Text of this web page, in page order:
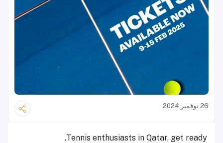
26 نوفمبر 2024
Tennis enthusiasts in Qatar, get ready.